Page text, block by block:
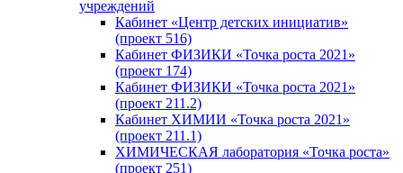
учреждений
Кабинет «Центр детских инициатив»
(проект 516)
Кабинет ФИЗИКИ «Точка роста 2021»
(проект 174)
Кабинет ФИЗИКИ «Точка роста 2021»
(проект 211.2)
Кабинет ХИМИИ «Точка роста 2021»
(проект 211.1)
ХИМИЧЕСКАЯ лаборатория «Точка роста»
(проект 251)